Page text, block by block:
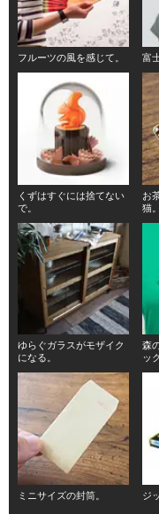
フルーツの風を感じて。 富
くずはすぐには捨てない
で。
お
猫。
ゆらぐガラスがモザイク
になる。
森
ッ
ミニサイズの封筒。 ジ